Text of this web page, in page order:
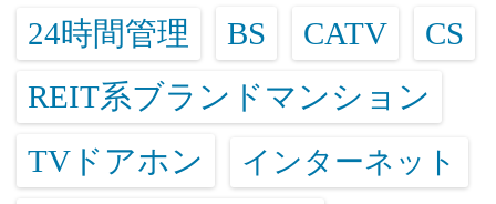
24時間管理 BS CATV CS
REIT系ブランドマンション
TVドアホン インターネット